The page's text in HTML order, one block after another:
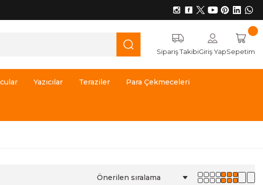
Sipariş TakibiGiriş YapSepetim
Yazıcılar Teraziler Para Çekmeceleri